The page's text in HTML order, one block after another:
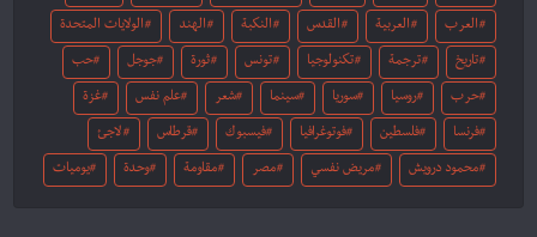
العرب العربية القدس النكبة الهند الولايات المتحدة
تاريخ ترجمة تكنولوجيا تونس ثورة جوجل حب
حرب روسيا سوريا سينما شعر علم نفس غزة
فرنسا فلسطين فوتوغرافيا فيسبوك قرطاس لاجئ
محمود درويش مريض نفسي مصر مقاومة وحدة يوميات